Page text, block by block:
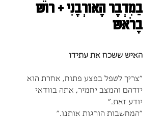
בַּמִּדְבָּר הָאוּרְבָּנִי + רוֹשׁ
בָּרֹאש
האיש ששכח את עתידו
"צריך לטפל בפצע פתוח, אחרת הוא
יזדהם והמצב יחמיר, אתה בוודאי
יודע זאת."
"המחשבות הורגות אותנו."